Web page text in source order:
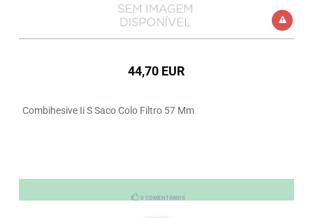
44,70 EUR
Combihesive Ii S Saco Colo Filtro 57 Mm
0 COMENTÁRIOS